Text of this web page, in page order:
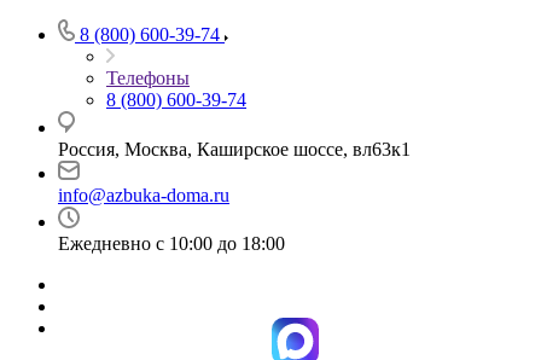
8 (800) 600-39-74
Телефоны
8 (800) 600-39-74
Россия, Москва, Каширское шоссе, вл63к1
info@azbuka-doma.ru
Ежедневно с 10:00 до 18:00